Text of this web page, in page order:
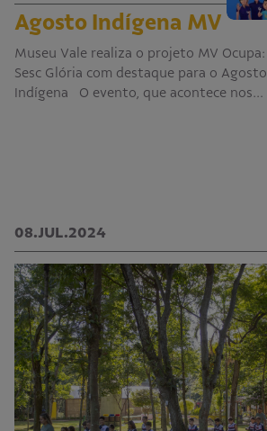
Agosto Indígena MV
Museu Vale realiza o projeto MV Ocupa:
Sesc Glória com destaque para o Agosto
Indígena O evento, que acontece nos…
08.JUL.2024